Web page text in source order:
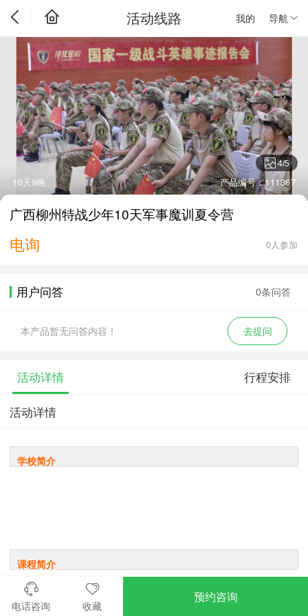
我的 导航
活动线路
4/5
10天9晚 产品编号：111367
广西柳州特战少年10天军事魔训夏令营
电询 0人参加
用户问答 0条问答
本产品暂无问答内容！ 去提问
活动详情 行程安排
活动详情
学校简介
课程简介
1、军事技能训练部分：全程模拟特战训练体系
电话咨询 收藏
预约咨询